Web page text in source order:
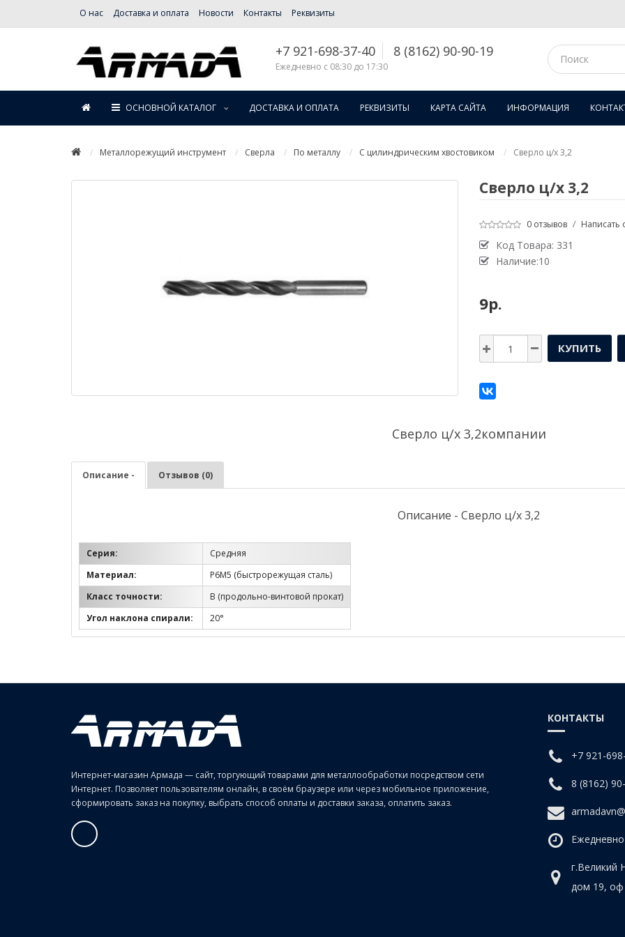
О нас Доставка и оплата Новости Контакты Реквизиты
+7 921-698-37-40 8 (8162) 90-90-19
Ежедневно с 08:30 до 17:30
ОСНОВНОЙ КАТАЛОГ ДОСТАВКА И ОПЛАТА РЕКВИЗИТЫ КАРТА САЙТА ИНФОРМАЦИЯ
Металлорежущий инструмент Сверла По металлу С цилиндрическим хвостовиком Сверло ц/х 3,2
Сверло ц/х 3,2
0 отзывов / Написать
Код Товара: 331
Наличие:10
9р.
КУПИТЬ
Сверло ц/х 3,2компании
Описание - Отзывов (0)
Описание - Сверло ц/х 3,2
Серия:
Средняя
Материал:
Р6М5 (быстрорежущая сталь)
Класс точности:
B (продольно-винтовой прокат)
Угол наклона спирали:
20°
Интернет-магазин Армада — сайт, торгующий товарами для металлообработки посредством сети
Интернет. Позволяет пользователям онлайн, в своём браузере или через мобильное приложение,
сформировать заказ на покупку, выбрать способ оплаты и доставки заказа, оплатить заказ.
КОНТАКТЫ
+7 921-
8 (8162)
г.Великий
дом 19, оф